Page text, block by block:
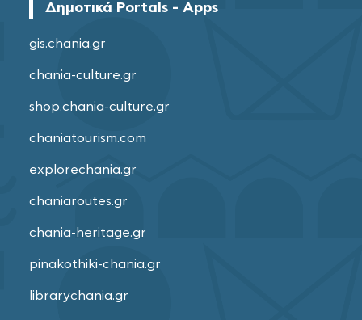
Δημοτικά Portals - Apps
gis.chania.gr
chania-culture.gr
shop.chania-culture.gr
chaniatourism.com
explorechania.gr
chaniaroutes.gr
chania-heritage.gr
pinakothiki-chania.gr
librarychania.gr